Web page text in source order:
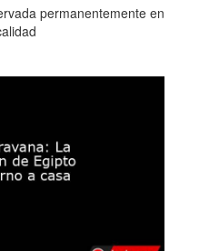
permanentemente en